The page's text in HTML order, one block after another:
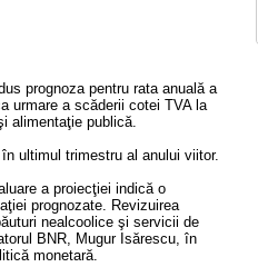
prognoza pentru rata anuală a
urmare a scăderii cotei TVA la
alimentaţie publică.
ultimul trimestru al anului viitor.
a proiecţiei indică o
prognozate. Revizuirea
nealcoolice şi servicii de
BNR, Mugur Isărescu, în
monetară.